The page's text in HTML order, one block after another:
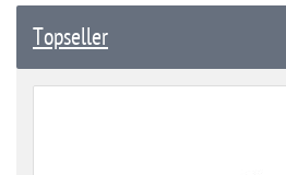
Topseller